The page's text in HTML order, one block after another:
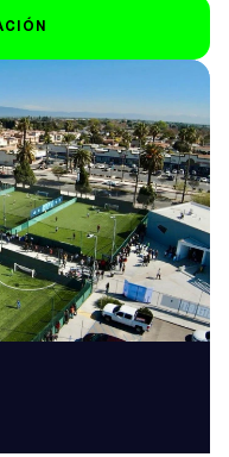
HORARIO DE
APERTURA
De lunes a viernes
14:00 - 22:30
Sáb-Dom
de 8.00 a 22.00 horas